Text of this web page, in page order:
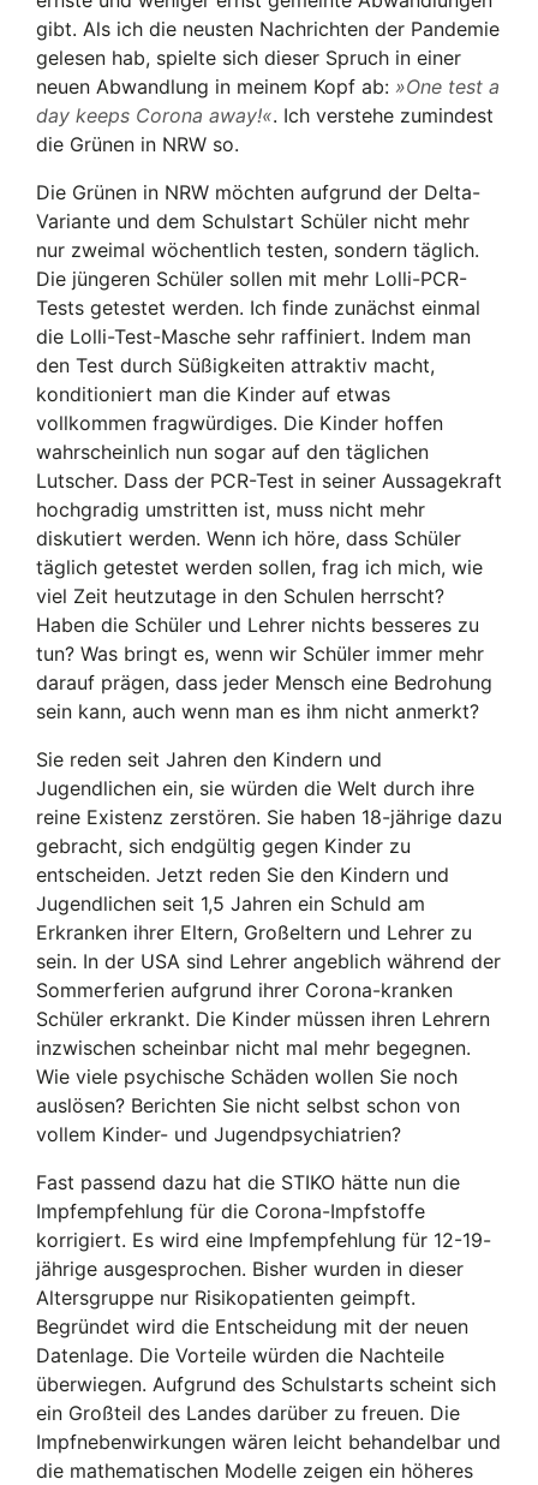
gibt. Als ich die neusten Nachrichten der Pandemie
gelesen hab, spielte sich dieser Spruch in einer
neuen Abwandlung in meinem Kopf ab:
One test a
day keeps Corona away! . Ich verstehe zumindest
die Grünen in NRW so.
Die Grünen in NRW möchten aufgrund der Delta-
Variante und dem Schulstart Schüler nicht mehr
nur zweimal wöchentlich testen, sondern täglich.
Die jüngeren Schüler sollen mit mehr Lolli-PCR-
Tests getestet werden. Ich finde zunächst einmal
die Lolli-Test-Masche sehr raffiniert. Indem man
den Test durch Süßigkeiten attraktiv macht,
konditioniert man die Kinder auf etwas
vollkommen fragwürdiges. Die Kinder hoffen
wahrscheinlich nun sogar auf den täglichen
Lutscher. Dass der PCR-Test in seiner Aussagekraft
hochgradig umstritten ist, muss nicht mehr
diskutiert werden. Wenn ich höre, dass Schüler
täglich getestet werden sollen, frag ich mich, wie
viel Zeit heutzutage in den Schulen herrscht?
Haben die Schüler und Lehrer nichts besseres zu
tun? Was bringt es, wenn wir Schüler immer mehr
darauf prägen, dass jeder Mensch eine Bedrohung
sein kann, auch wenn man es ihm nicht anmerkt?
Sie reden seit Jahren den Kindern und
Jugendlichen ein, sie würden die Welt durch ihre
reine Existenz zerstören. Sie haben 18-jährige dazu
gebracht, sich endgültig gegen Kinder zu
entscheiden. Jetzt reden Sie den Kindern und
Jugendlichen seit 1,5 Jahren ein Schuld am
Erkranken ihrer Eltern, Großeltern und Lehrer zu
sein. In der USA sind Lehrer angeblich während der
Sommerferien aufgrund ihrer Corona-kranken
Schüler erkrankt. Die Kinder müssen ihren Lehrern
inzwischen scheinbar nicht mal mehr begegnen.
Wie viele psychische Schäden wollen Sie noch
auslösen? Berichten Sie nicht selbst schon von
vollem Kinder- und Jugendpsychiatrien?
Fast passend dazu hat die STIKO hätte nun die
Impfempfehlung für die Corona-Impfstoffe
korrigiert. Es wird eine Impfempfehlung für 12-19-
jährige ausgesprochen. Bisher wurden in dieser
Altersgruppe nur Risikopatienten geimpft.
Begründet wird die Entscheidung mit der neuen
Datenlage. Die Vorteile würden die Nachteile
überwiegen. Aufgrund des Schulstarts scheint sich
ein Großteil des Landes darüber zu freuen. Die
Impfnebenwirkungen wären leicht behandelbar und
die mathematischen Modelle zeigen ein höheres